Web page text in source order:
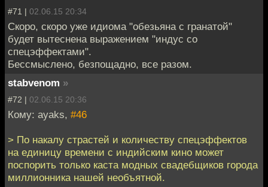
#71 | 02.06.15 20:34
Скоро, скоро уже идиома "обезьяна с гранатой"
будет вытеснена выражением "индус со
спецэффектами".
Бессмыслено, безпощадно, все разом.
stabvenom »
#72 | 02.06.15 20:36
Кому: ayaks, #46
> По накалу страстей и количеству спецэффектов
на единицу времени с индийским кино может
поспорить только каста модных свадебщиков города
миллионника нашей необъятной.